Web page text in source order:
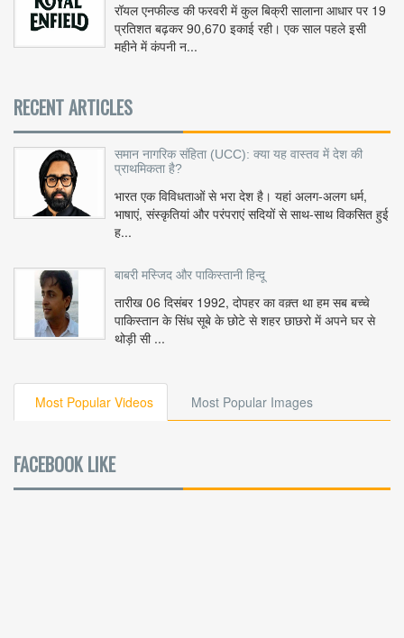
रॉयल एनफील्ड की फरवरी में कुल बिक्री सालाना आधार पर 19
प्रतिशत बढ़कर 90,670 इकाई रही। एक साल पहले इसी
महीने में कंपनी न...
RECENT ARTICLES
समान नागरिक संहिता (UCC): क्या यह वास्तव में देश की
प्राथमिकता है?
भारत एक विविधताओं से भरा देश है। यहां अलग-अलग धर्म,
भाषाएं, संस्कृतियां और परंपराएं सदियों से साथ-साथ विकसित हुई
ह...
बाबरी मस्जिद और पाकिस्तानी हिन्दू
तारीख 06 दिसंबर 1992, दोपहर का वक़्त था हम सब बच्चे
पाकिस्तान के सिंध सूबे के छोटे से शहर छाछरो में अपने घर से
थोड़ी सी ...
Most Popular Videos Most Popular Images
FACEBOOK LIKE